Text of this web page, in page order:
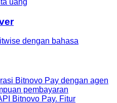
uang
dengan bahasa
Bitnovo Pay dengan agen
pembayaran
Bitnovo Pay. Fitur